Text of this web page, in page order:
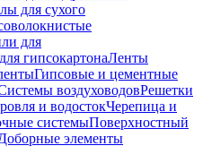
для сухого
для
гипсокартонаЛенты
Гипсовые и цементные
воздуховодовРешетки
и водостокЧерепица и
системыПоверхностный
элементы